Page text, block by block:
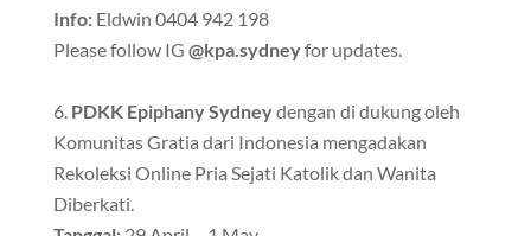
Info:Eldwin 0404 942 198
Please follow IG @kpa.sydneyfor updates.
PDKK Epiphany Sydneydengan di dukung oleh
Komunitas Gratia dari Indonesia mengadakan
Rekoleksi Online Pria Sejati Katolik dan Wanita
Diberkati.